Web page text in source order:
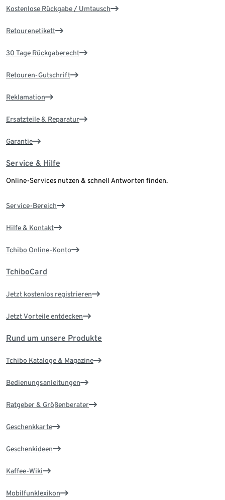
Kostenlose Rückgabe / Umtausch
Retourenetikett
30 Tage Rückgaberecht
Retouren-Gutschrift
Reklamation
Ersatzteile & Reparatur
Garantie
Service & Hilfe
Online-Services nutzen & schnell Antworten finden.
Service-Bereich
Hilfe & Kontakt
Tchibo Online-Konto
TchiboCard
Jetzt kostenlos registrieren
Jetzt Vorteile entdecken
Rund um unsere Produkte
Tchibo Kataloge & Magazine
Bedienungsanleitungen
Ratgeber & Größenberater
Geschenkkarte
Geschenkideen
Kaffee-Wiki
Mobilfunklexikon